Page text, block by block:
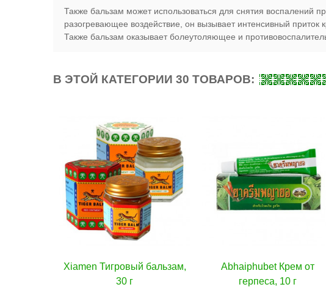
Также бальзам может использоваться для снятия воспалений
разогревающее воздействие, он вызывает интенсивный приток
Также бальзам оказывает болеутоляющее и
В ЭТОЙ КАТЕГОРИИ 30 ТОВАРОВ:
В корзину
Abhaiphubet Крем от
герпеса, 10 г
В корзину
Royal Thai Herb Тайский
синий бальзам от варикоза